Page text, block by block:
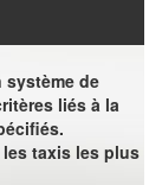
de
liés à la
taxis les plus